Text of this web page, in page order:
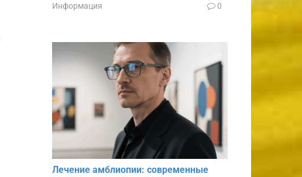
Информация 0
Лечение амблиопии: современные